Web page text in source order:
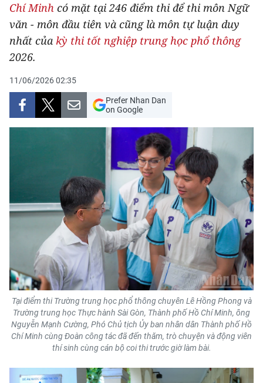
Y TẾ
KHOA HỌC - CÔNG NGHỆ
BẠN ĐỌC
TRI THỨC CHUYÊN SÂU
54 DÂN TỘC VIỆT NAM
CHƯƠNG TRÌNH OCOP - MỖI XÃ
MỘT SẢN PHẨM
RADIO
MEDIA CENTER
E-Magazine
Video
Media Chính trị
Chí Minh có mặt tại 246 điểm thi để thi môn Ngữ
văn - môn đầu tiên và cũng là môn tự luận duy
nhất của kỳ thi tốt nghiệp trung học phổ thông
2026.
11/06/2026 02:35
Prefer Nhan Dan
on Google
Tại điểm thi Trường trung học phổ thông chuyên Lê Hồng Phong và
Trường trung học Thực hành Sài Gòn, Thành phố Hồ Chí Minh, ông
Nguyễn Mạnh Cường, Phó Chủ tịch Ủy ban nhân dân Thành phố Hồ
Chí Minh cùng Đoàn công tác đã đến thăm, trò chuyện và động viên
thí sinh cùng cán bộ coi thi trước giờ làm bài.